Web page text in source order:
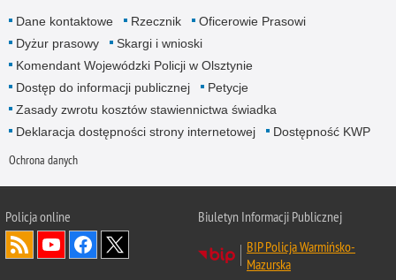
Dane kontaktowe Rzecznik
Oficerowie Prasowi
Dyżur prasowy
Skargi i wnioski
Komendant Wojewódzki Policji w Olsztynie
Dostęp do informacji publicznej
Petycje
Zasady zwrotu kosztów stawiennictwa świadka
Deklaracja dostępności strony internetowej
Dostępność KWP
Ochrona danych
Policja online
Biuletyn Informacji Publicznej
BIP Policja Warmińsko-
Mazurska